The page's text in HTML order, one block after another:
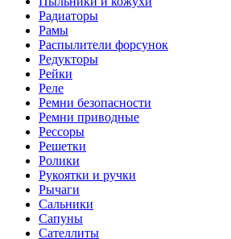
Радиаторы
Рамы
Распылители форсунок
Редукторы
Рейки
Реле
Ремни безопасности
Ремни приводные
Рессоры
Решетки
Ролики
Рукоятки и ручки
Рычаги
Сальники
Сапуны
Сателлиты